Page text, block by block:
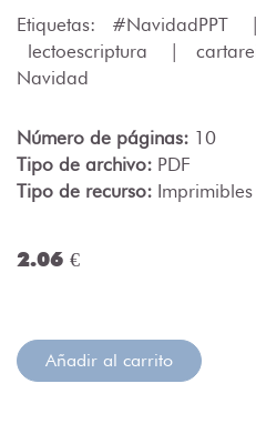
Etiquetas: #NavidadPPT |
lectoescriptura
|
Navidad
Número de páginas: 10
Tipo de archivo: PDF
Tipo de recurso: Imprimibles
2.06 €
Añadir al carrito